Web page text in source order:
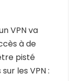
VPN va
à de
pisté
les VPN :